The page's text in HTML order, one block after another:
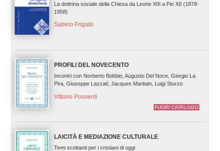
La dottrina sociale della Chiesa da Leone XIII a Pio XII (1878-
1958)
Sabino Frigato
PROFILI DEL NOVECENTO
Incontri con Norberto Bobbio, Augusto Del Noce, Giorgio La
Pira, Giuseppe Lazzati, Jacques Maritain, Luigi Sturzo
Vittorio Possenti
FUORI CATALOGO
LAICITÀ E MEDIAZIONE CULTURALE
Temi scottanti per i cristiani di oggi